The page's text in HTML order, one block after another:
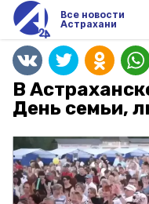
Все новости
Астрахани
В
День семьи,